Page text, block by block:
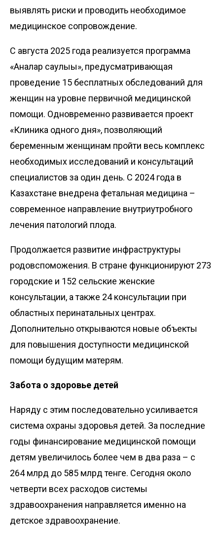
выявлять риски и проводить необходимое
медицинское сопровождение.
С августа 2025 года реализуется программа
«Аналар саулығы», предусматривающая
проведение 15 бесплатных обследований для
женщин на уровне первичной медицинской
помощи. Одновременно развивается проект
«Клиника одного дня», позволяющий
беременным женщинам пройти весь комплекс
необходимых исследований и консультаций
специалистов за один день. С 2024 года в
Казахстане внедрена фетальная медицина –
современное направление внутриутробного
лечения патологий плода.
Продолжается развитие инфраструктуры
родовспоможения. В стране функционируют 273
городские и 152 сельские женские
консультации, а также 24 консультации при
областных перинатальных центрах.
Дополнительно открываются новые объекты
для повышения доступности медицинской
помощи будущим матерям.
Забота о здоровье детей
Наряду с этим последовательно усиливается
система охраны здоровья детей. За последние
годы финансирование медицинской помощи
детям увеличилось более чем в два раза – с
264 млрд до 585 млрд тенге. Сегодня около
четверти всех расходов системы
здравоохранения направляется именно на
детское здравоохранение.